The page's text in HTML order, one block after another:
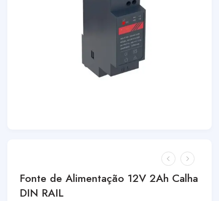
Fonte de Alimentação 12V 2Ah Calha
DIN RAIL